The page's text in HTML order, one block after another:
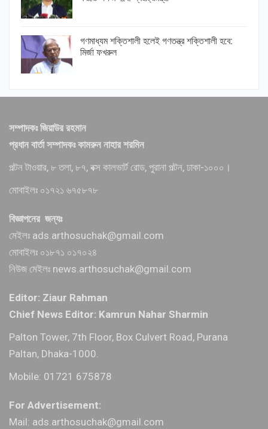
গণমাধ্যম শক্তিশালী হলেই গণতন্ত্র শক্তিশালী হবে:
মির্জা ফখরুল
সম্পাদকঃ জিয়াউর রহমান
প্রধান বার্তা সম্পাদকঃ কামরুন নাহার শরমিন
পল্টন টাওয়ার, ৮ তলা, ৮৭, বক্স কালভার্ট রোড, পুরানা পল্টন, ঢাকা-১০০০।
মোবাইলঃ ০১৭২১ ৬৭৫৮৭৮
বিজ্ঞাপনের জন্যঃ
মেইলঃ ads.arthosuchak@gmail.com
মোবাইলঃ ০১৮৭১ ০১৭০২৪
নিউজ মেইলঃ news.arthosuchak@gmail.com
Editor: Ziaur Rahman
Chief News Editor: Kamrun Nahar Sharmin
Palton Tower, 7th Floor, Box Culvert Road, Purana
Paltan, Dhaka-1000.
Mobile: 01721 675878
For Advertisement:
Mail: ads.arthosuchak@gmail.com